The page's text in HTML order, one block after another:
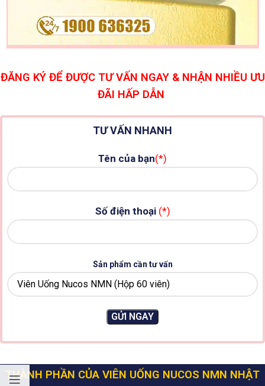
ĐĂNG KÝ ĐỂ ĐƯỢC TƯ VẤN NGAY & NHẬN NHIỀU ƯU
ĐÃI HẤP DẪN
TƯ VẤN NHANH
Tên của bạn(*)
Số điện thoại (*)
Sản phẩm cần tư vấn
THÀNH PHẦN CỦA VIÊN UỐNG NUCOS NMN NHẬT